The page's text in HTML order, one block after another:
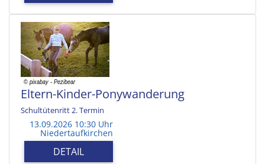
Eltern-Kinder-Ponywanderung
Schultütenritt 2. Termin
13.09.2026 10:30 Uhr
Niedertaufkirchen
DETAIL